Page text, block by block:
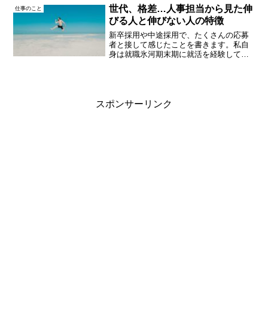
の人)ですけど…いつか富裕層になったら
やりたいです。今...
仕事のこと
世代、格差…人事担当から見た伸
びる人と伸びない人の特徴
新卒採用や中途採用で、たくさんの応募
者と接して感じたことを書きます。私自
身は就職氷河期末期に就活を経験してい
スポンサーリンク